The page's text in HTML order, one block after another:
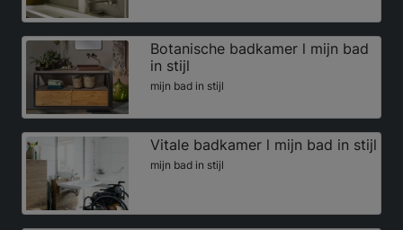
Botanische badkamer l mijn bad
in stijl
mijn bad in stijl
Vitale badkamer l mijn bad in stijl
mijn bad in stijl